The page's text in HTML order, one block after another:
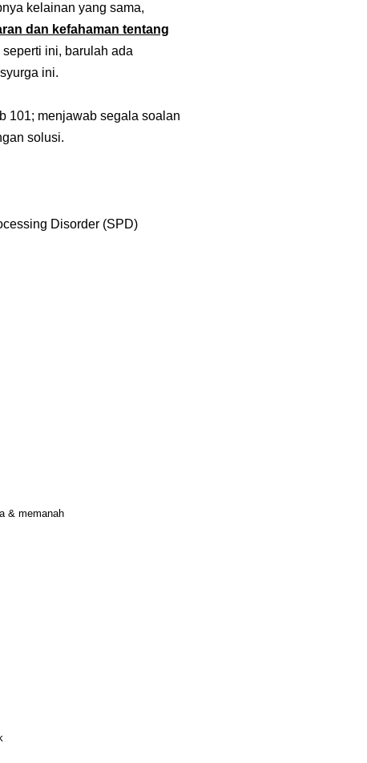
kelainan yang sama,
dan kefahaman tentang
ini, barulah ada
ini.
101; menjawab segala soalan
solusi.
Disorder (SPD)
& memanah